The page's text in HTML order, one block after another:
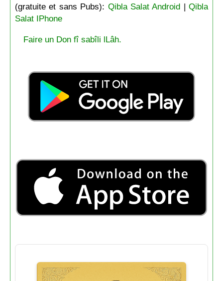
(gratuite et sans Pubs): Qibla Salat Android |Qibla
Salat IPhone
Faire un Don fî sabîli lLâh.